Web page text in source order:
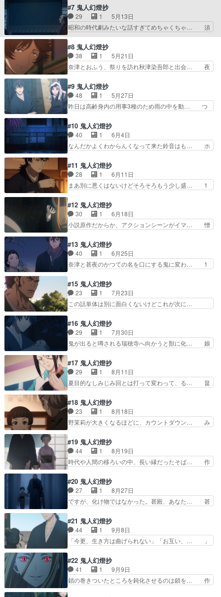
次在衛はある奇妙な悩みを… これで喜ぶのなんて
原作ファンだけややっぱ… 犯人はこの中に…いな
さそうか？ 展開の予…
かこう久々に『あ、そういう事！？』っ… 残り
10分怒涛の激アツ展開の応酬で腰抜か… 童女の
声優が茅野さんで、最初蕎麦屋の店員… 非常に後
味の良い結末に泣きました。三浦氏… 集中して見
存在を忘れてる理由おふう本人… 上田麗奈の演技
力ほんとレベル高すぎ！！1… 作者ストーリー書
くの上手すぎでしょ。話の…
#7 鬼人幻燈抄
29 1
5月13日
昭和の時代劇みたいな話すぎてめちゃくちゃ… 須
賀屋の主・重蔵から甚夜に九段坂の浮世絵… しみ
じみといい回だった細やかな演出は相変… 1話で
作った因縁をベースに伝奇バトルもの… 小噺とし
て話の構成が完璧だろ。こりゃあ1… 甚夜と二人
の父親それぞれとの繋がりを感じ… 物騒な事起こ
無い会話劇メインの方が見応… 親戚のおじさんの
家に遊びに行ったら聞かさ… 今日の朝アニメタイ
ムスライム倒して300…
#8 鬼人幻燈抄
38 1
5月21日
奈津とおふう、祭りを訪れ秋津染吾郎と出会… 夜
も甚夜の刀の納め方が気になるけどあれ… 面白す
ぎるだろ！！！！！！！！！！お兄様… 今は亡き
秋津が作った簪ってことは、その妹… 夜鷹と秋津
染吾郎きちゃーー！染吾郎はCV… 同業者の登場
新キャラが出てきてcv遊佐… 秋津染五郎なにやら
甚夜の同業者らしいが甚… 『お嬢ちゃんの想い
も、いつか蛤になるとえ…
#9 鬼人幻燈抄
48 1
5月27日
昨日は高齢身内の用事3種のため雨の中を動… つ
の想い"が"紡ぐ"、からの千夜一夜千… 前回の〇〇
は実は××だった・が気持ちいい… 江戸時代編こ
れで終わり？？？いや流石にそ… 秋津染吾郎は突
然三匹の犬神を甚夜にけしか… 斬っても減らない
った詳しい人教えてくだ… 最後にいきなり現代へ
次から舞台は遂に現代… この作品はバトル主体で
はないなとあらため…
#10 鬼人幻燈抄
40 1
6月4日
なんだかよくわからんくなって来た鈴音はも… ホ
と陰の戦闘中に、鬼の面をつけた男が登… 安政二
年、直次は軒下で雨宿り中に美しい夜… これは面
白い構成やね。マンネリ防止にもな… 兄と妹と簪
の話は、まだ続いていたのか 甚… 金髪の服装、
って、つまりどういう事、、… 作画気にならない
程度には安定していてお話… 彼女はまるで天女の
ようだった(´；ω；｀…
#11 鬼人幻燈抄
28 1
6月11日
まあ別に悪くはないけどそろそろもう少し盛… 1
が番頭に昇格したお祝いの席での和やか… めっち
ゃ心臓バクバクしてるこれが中編、後… 行き遅れ
とか可愛げがないとか消えろとか散… 最後に鈴音
らしき髪の毛が⋯ゆきのなごりに… 安政三年、江
を飲んだ善二が、奈津や甚夜… こいつも酒にハマ
って金が無くなった？そう… ゆきのなごりって酒
は以前に出たっけ？善ニ…
#12 鬼人幻燈抄
30 1
6月18日
小説原作だからか、アクションシーンがイマ… 憎
と秋津が良いコンビになってる^ついに… 毎日の
ようにゆきのなごりを嗜んでる重蔵も… 重蔵は毎
晩酒を飲んできてるのに、そんな昨… 「取り返し
のつかないことなどない」「後に… 江戸の町では
観と行動だと言えばまあそう… オレの肉しみは消
えないんだ！ つーか、隣… やっぱり鈴音が絡ん
でたかぁ、、、。重蔵さ…
#13 鬼人幻燈抄
40 1
6月25日
奈津と甚夜のかつての名を口にする鬼に変わ… 1
の静かなクライマックスシーンは、安濃… 甚夜
父……ずっと甚太って呼び続けてるじゃ… 甚太っ
て呟く父の最期…そして白雪の骸…う… 「あなた
はお父様をっ目の前で父親が鬼に変… 見る
て、父を斬って、今度は妹を斬らな… 甚夜は奈津
の身を案じて須賀屋へ向かう。重… おおよその展
開は予想しやすいように作られ…
#15 鬼人幻燈抄
23 1
7月23日
この話単体は別に面白くないけどこれが次に…
想動画で刀＝SNSって例えていたのが面… 鬼を
武力として使う展開は考えたが思ったよ… 陰謀渦
巻いてる感が凄い(語彙力)甚夜がま… 畠山氏にま
んまんと罠に嵌められそして間違… 甚夜と直次が
妖刀のせいにする又六戦の無… 幕末の匂いがちら
ほらと。声からもう怪しい… 確かに畠山泰秀人の
会話で、甚夜のどこが無…
#16 鬼人幻燈抄
29 1
7月30日
鬼が出ると噂される瑞穂寺へ向かうと獣に化… 娘
いう話に弱いんだ…しかし作画がなぁ…… 現実な
のか幻影なのかわからないが甚夜がそ… 本当はず
っと悔やんでいた。これはお前の力… 甚夜は鬼斬
りから離れた幸せな人生を歩む道… シビル・ウォ
いなんだ」、あぁそうか、レ… 蕎麦打ちしてる甚
夜がちょっとシュールやっ… ついに、夕凪、野茉
莉の2人が登場夕凪は今…
#17 鬼人幻燈抄
29 1
8月11日
夏目的なしみじみ回とは打って変わって、る… 畠
納得してしまった！そして答えを出すの… 死闘し
た相手と時を超えての再会がコンビニ… 現代って
やっぱりそういうことなのか。なん… 甚夜とおふ
うはもう完全に夫婦やってんじゃ… 実は作中最後
からん甚夜と岡田貴一を相討… 復讐の修羅ではな
い道を行くのかと思いきや… 甚夜とおふうさん、
もう夫婦で良くない？蕎…
#18 鬼人幻燈抄
23 1
8月18日
野茉莉が大きくなるほどに、カウントダウン… み
ゃんだった野茉莉ちゃんが成長してる〜… 慶応三
年は大政奉還の年か。幕末編だからも… 成長した
野茉莉（のまり）。蕎麦屋に野茉莉… 立場によっ
て人は変わるよなぁ。ていうかめ… あら、娘ちゃ
場に小躍りした。蕎麦屋の店… だいぶ作画がちょ
いちょい怪しくなってきた… 秋津染五郎生きてい
た「君の子や言うわりに…
#19 鬼人幻燈抄
44 1
8月19日
時代や人間の移ろいの中、長い縁だったそば… 作
人の出会いと別れ。出会いは皆同じだが… 平成編
なんて今の登場人物たちとの別れを経… 蕎麦屋、
主人がそばを振る舞う。おふう、甚… こんな気に
なる終わり方するの？？？？？？… 蕎麦屋のおや
作品まじでいぶし銀の良さあ… く゛る゛し゛
い゛！！！！！！だがこの作品… 先日の果し合い
の回辺りから妙に寂しい雰囲…
#20 鬼人幻燈抄
27 1
8月27日
ですが、化け物ではなかった。甚殿、あなた… 甚
やろな、ここまででストーリーをしっか… 見やす
い(どういう感想？あまりにも終盤す… 生き様に
ついての問答は難しいな 夜刀と兼… 酒が残って
たら明治に鬼の兵士が出てきそう… おふうさん
てきて、異形の姿に恐れ逃げ出… 奈津はあれっき
りフェードアウトしたのに直… 酒を使って鬼を味
方にしたと言ったりと畠山…
#21 鬼人幻燈抄
44 1
9月8日
「今更、生き方は曲げられない」「お互い、… 」
は単なる腹黒かと見ていた畠山。歳をと… 最新エ
ピソードの願いがめちゃくちゃ良くて… 鬼側にも
事情はあるんだよというお話鬼は嘘… 何とか土浦
を倒したけど頑丈な体は心の弱さ… 信じる人のた
#22 鬼人幻燈抄
41 1
9月9日
鎖の巻きついたところを鈍化させるのは鎖を… 作